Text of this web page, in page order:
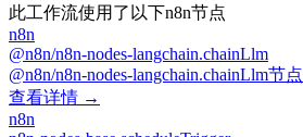
此工作流使用了以下n8n节点
n8n
@n8n/n8n-nodes-langchain.chainLlm
@n8n/n8n-nodes-langchain.chainLlm节点
查看详情 →
n8n